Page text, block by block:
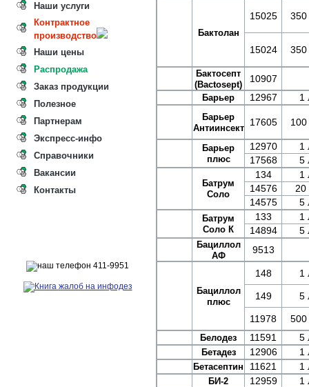
Наши услуги
Контрактное
производство
Наши цены
Распродажа
Заказ продукции
Полезное
Партнерам
Экспресс-инфо
Справочники
Вакансии
Контакты
Бактолан
15025
15024
Бактосепт
(Bactosept)
10907
Барьер 12967 1
Барьер
Антиинсект
17605
Барьер
плюс
12970
1
17568
5
Батрум
Соло
134
1
14576
20
14575
5
Батрум
Соло К
133
1
14894
5
Бациллол
АФ
9513
Бациллол
плюс
148 1
149 5
11978
Белодез 11591 5
Бетадез 12906 1
Бетасептин 11621 1
БИ-2 12959 1